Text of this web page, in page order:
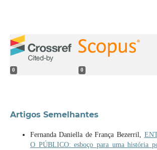
0 0
Artigos Semelhantes
Fernanda Daniella de França Bezerril,
O PÚBLICO: esboço para uma história